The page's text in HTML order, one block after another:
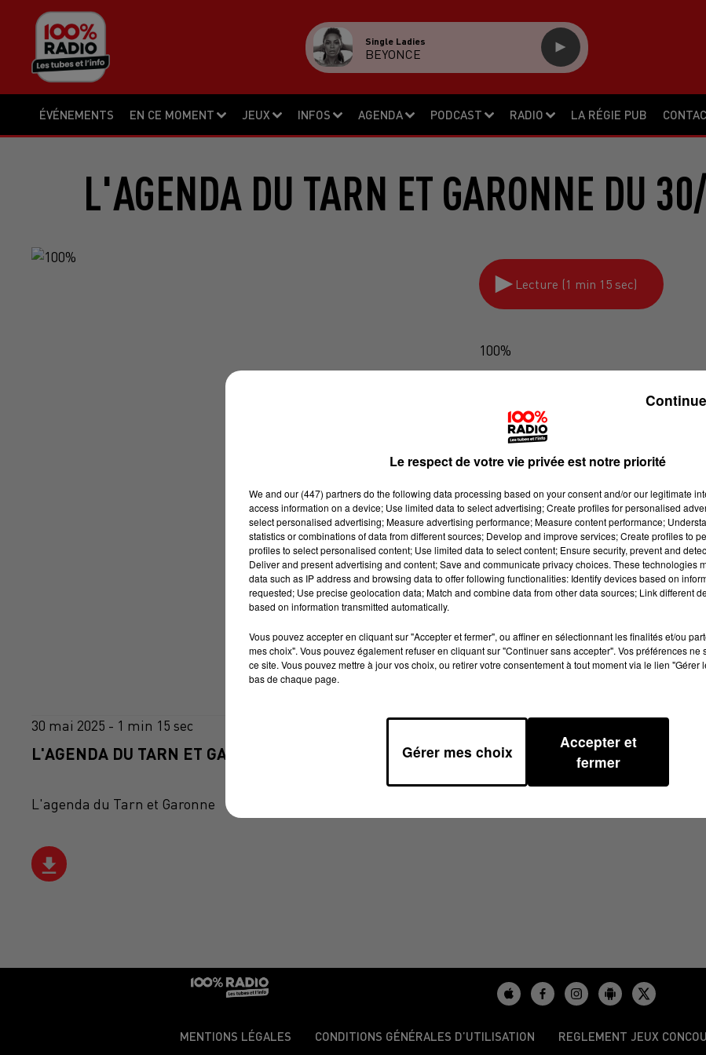
ÉVÉNEMENTS EN CE MOMENT JEUX INFOS AGENDA PODCAST RADIO LA RÉGIE PUB
Single Ladies
BEYONCE
L'AGENDA DU TARN ET GARONNE DU
Lecture (1 min 15 sec)
100%
30 mai 2025 - 1 min 15 sec
L'AGENDA DU TARN ET GARONNE DU 30/05/2025 À 06H48
L'agenda du Tarn et Garonne
MENTIONS LÉGALES CONDITIONS GÉNÉRALES D’UTILISATION REGLEMENT JEUX
Le respect de votre vie privée est notre priorité
We and our (447) partnersdo the following data processing based on your consent and/or our legitimate
access information on a device; Use limited data to select advertising; Create profiles for personalised
select personalised advertising; Measure advertising performance; Measure content performance;
statistics or combinations of data from different sources; Develop and improve services; Create profiles to
profiles to select personalised content; Use limited data to select content; Ensure security, prevent and
Deliver and present advertising and content; Save and communicate privacy choices. These technologies
data such as IP address and browsing data to offer following functionalities: Identify devices based on
requested; Use precise geolocation data; Match and combine data from other data sources; Link different
based on information transmitted automatically.
Vous pouvez accepter en cliquant sur "Accepter et fermer", ou affiner en sélectionnant les finalités et/ou
mes choix". Vous pouvez également refuser en cliquant sur "Continuer sans accepter". Vos préférences
ce site. Vous pouvez mettre à jour vos choix, ou retirer votre consentement à tout moment via le lien "Gérer
bas de chaque page.
Gérer mes choix
Accepter et
fermer